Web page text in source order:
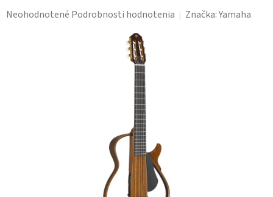
Priemerné
Neohodnotené Podrobnosti hodnotenia Značka:Yamaha